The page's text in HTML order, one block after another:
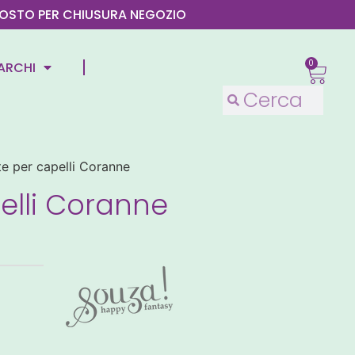
PER CHIUSURA NEGOZIO
0
per capelli Coranne
Coranne